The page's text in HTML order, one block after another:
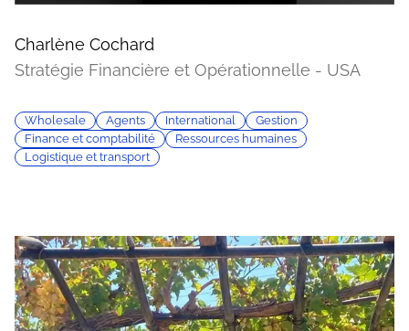
Charlène Cochard
Stratégie Financière et Opérationnelle - USA
Wholesale Agents International
Gestion
Finance et comptabilité
Ressources humaines
Logistique et transport